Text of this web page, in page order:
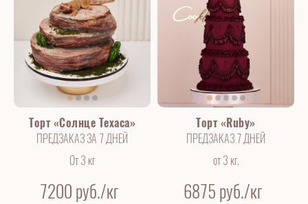
Торт «Солнце Техаса»
ПРЕДЗАКАЗ ЗА 7 ДНЕЙ
От 3 кг
7200 руб./кг
Торт «Ruby»
ПРЕДЗАКАЗ 7 ДНЕЙ
от 3 кг.
6875 руб./кг